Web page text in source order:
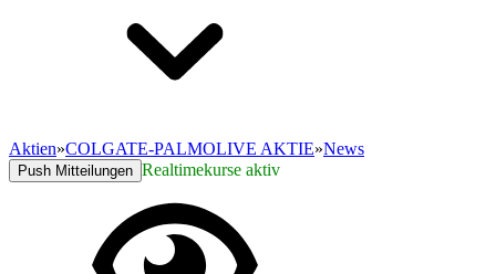
Aktien»COLGATE-PALMOLIVE AKTIE»News
Push Mitteilungen Realtimekurse aktiv